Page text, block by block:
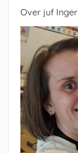
Over juf Inger